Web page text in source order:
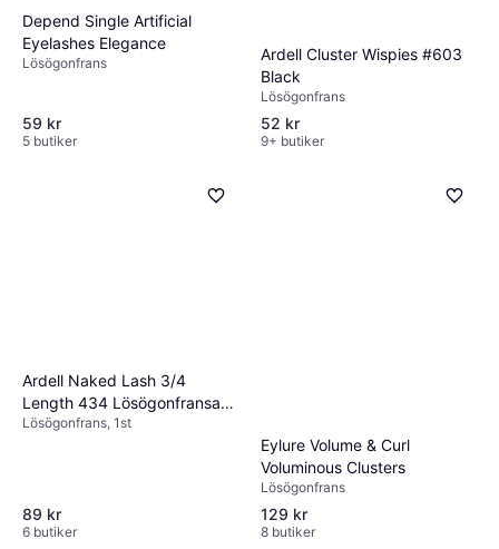
Depend Single Artificial
Eyelashes Elegance
Lösögonfrans
59 kr
5 butiker
Ardell Cluster Wispies #603
Black
Lösögonfrans
52 kr
9+ butiker
Ardell Naked Lash 3/4
Length 434 Lösögonfransar
Färgning
Lösögonfrans, 1st
89 kr
6 butiker
Eylure Volume & Curl
Voluminous Clusters
Lösögonfrans
129 kr
8 butiker